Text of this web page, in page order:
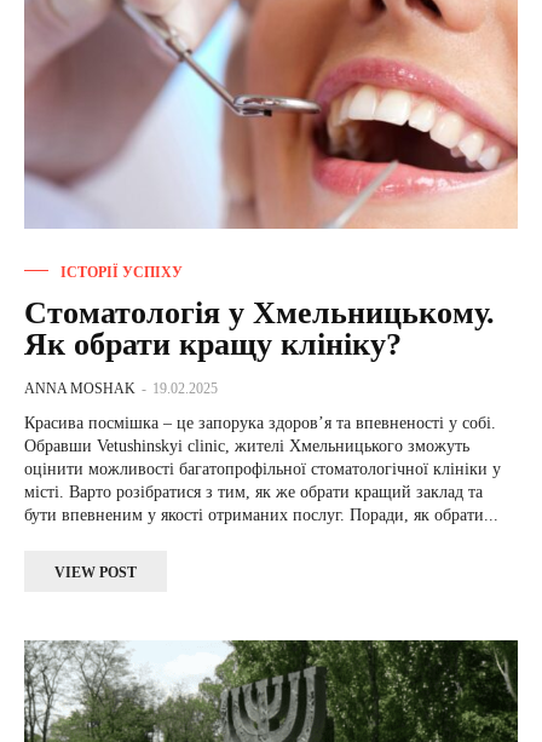
ІСТОРІЇ УСПІХУ
Стоматологія у Хмельницькому.
Як обрати кращу клініку?
ANNA MOSHAK - 19.02.2025
Красива посмішка – це запорука здоров’я та впевненості у собі.
Обравши Vetushіnskyі clіnіc, жителі Хмельницького зможуть
оцінити можливості багатопрофільної стоматологічної клініки у
місті. Варто розібратися з тим, як же обрати кращий заклад та
бути впевненим у якості отриманих послуг. Поради, як обрати...
VIEW POST